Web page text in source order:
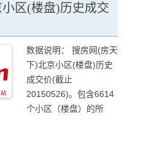
区(楼盘)历史成交
数据说明： 搜房网(房天
下)北京小区(楼盘)历史
成交价(截止
20150526)。包含6614
个小区（楼盘）的所